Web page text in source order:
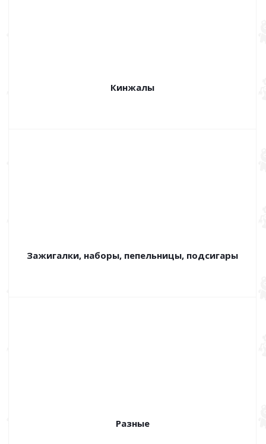
Кинжалы
Зажигалки, наборы, пепельницы, подсигары
Разные